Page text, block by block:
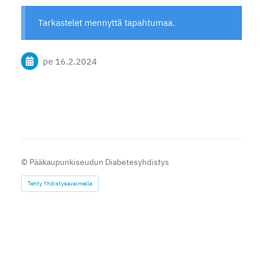
Tarkastelet mennyttä tapahtumaa.
pe 16.2.2024
© Pääkaupunkiseudun Diabetesyhdistys
Tehty Yhdistysavaimella